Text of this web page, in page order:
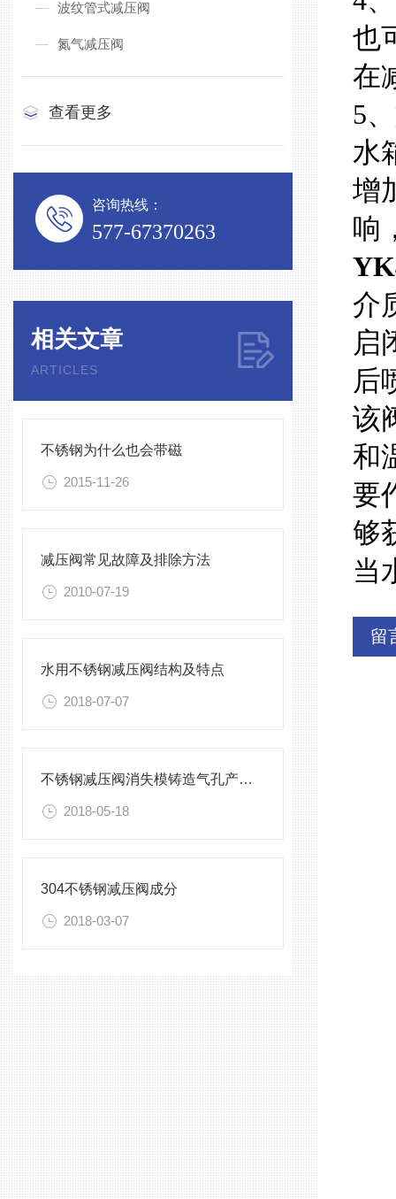
波纹管式减压阀
氮气减压阀
查看更多
咨询热线：
577-67370263
相关文章
ARTICLES
不锈钢为什么也会带磁
2015-11-26
减压阀常见故障及排除方法
2010-07-19
水用不锈钢减压阀结构及特点
2018-07-07
不锈钢减压阀消失模铸造气孔产生解决方法
2018-05-18
304不锈钢减压阀成分
2018-03-07
也
在
5
水
增
响
介
启
后
该
和
要
够
当
留